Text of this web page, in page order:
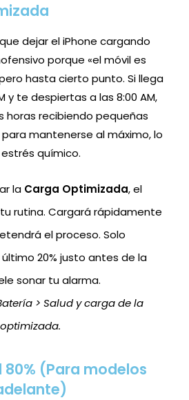
dejar el iPhone cargando
porque «el móvil es
hasta cierto punto. Si llega
y te despiertas a las 8:00 AM,
horas recibiendo pequeñas
mantenerse al máximo, lo
químico.
la Carga Optimizada, el
rutina. Cargará rápidamente
el proceso. Solo
20% justo antes de la
sonar tu alarma.
> Salud y carga de la
80% (Para modelos